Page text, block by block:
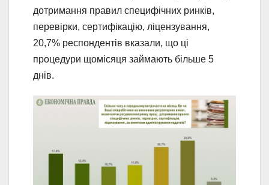
дотримання правил специфічних ринків,
перевірки, сертифікацію, ліцензування,
20,7% респондентів вказали, що ці
процедури щомісяця займають більше 5
днів.